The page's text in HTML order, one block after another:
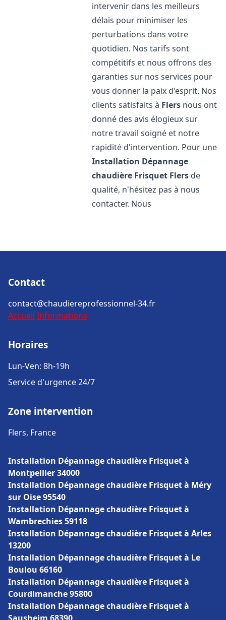
intervenir dans les meilleurs
délais pour minimiser les
perturbations dans votre
quotidien. Nos tarifs sont
compétitifs et nous offrons des
garanties sur nos services pour
vous donner la paix d'esprit. Nos
clients satisfaits à Flers nous ont
donné des avis élogieux sur
notre travail soigné et notre
rapidité d'intervention. Pour une
Installation Dépannage
chaudière Frisquet Flers de
qualité, n'hésitez pas à nous
contacter. Nous
Contact
contact@chaudiereprofessionnel-34.fr
Accueil Informations
Horaires
Lun-Ven: 8h-19h
Service d'urgence 24/7
Zone intervention
Flers, France
Installation Dépannage chaudière Frisquet à
Montpellier 34000
Installation Dépannage chaudière Frisquet à Méry
sur Oise 95540
Installation Dépannage chaudière Frisquet à
Wambrechies 59118
Installation Dépannage chaudière Frisquet à Arles
13200
Installation Dépannage chaudière Frisquet à Le
Boulou 66160
Installation Dépannage chaudière Frisquet à
Courdimanche 95800
Installation Dépannage chaudière Frisquet à